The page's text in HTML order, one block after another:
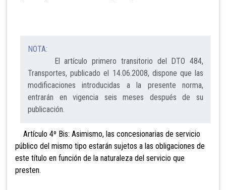
NOTA:
El artículo primero transitorio del DTO 484,
Transportes, publicado el 14.06.2008, dispone que las
modificaciones introducidas a la presente norma,
entrarán en vigencia seis meses después de su
publicación.
Artículo 4º Bis: Asimismo, las concesionarias de servicio
público del mismo tipo estarán sujetos a las obligaciones de
este título en función de la naturaleza del servicio que
presten.